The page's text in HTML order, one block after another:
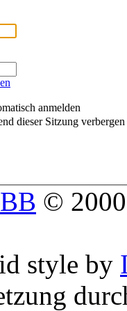
anmelden
dieser Sitzung verbergen
©
style by